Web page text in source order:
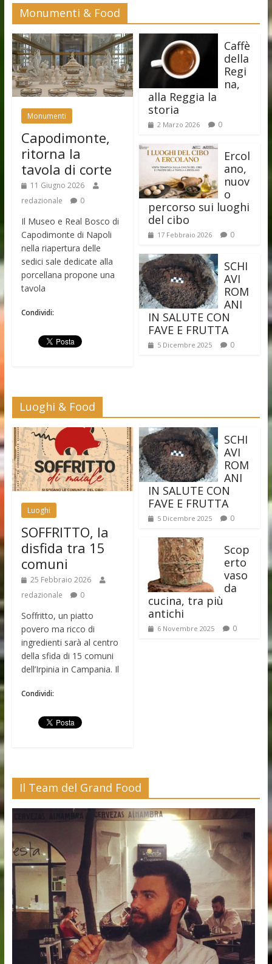
Monumenti & Food
Monumenti
Capodimonte,
ritorna la
tavola di corte
11 Giugno 2026
redazionale
0
Il Museo e Real Bosco di
Capodimonte di Napoli
nella riapertura delle
sedici sale dedicate alla
porcellana propone una
tavola
Condividi:
Caffè
della
Regi
na,
alla Reggia la
storia
2 Marzo 2026 0
Ercol
ano,
nuov
o
percorso sui luoghi
del cibo
17 Febbraio 2026 0
SCHI
AVI
ROM
ANI
IN SALUTE CON
FAVE E FRUTTA
5 Dicembre 2025 0
Luoghi & Food
Luoghi
SOFFRITTO, la
disfida tra 15
comuni
25 Febbraio 2026
redazionale
0
Soffritto, un piatto
povero ma ricco di
ingredienti sarà al centro
della sfida di 15 comuni
dell’Irpinia in Campania. Il
Condividi:
SCHI
AVI
ROM
ANI
IN SALUTE CON
FAVE E FRUTTA
5 Dicembre 2025 0
Scop
erto
vaso
da
cucina, tra più
antichi
6 Novembre 2025 0
Il Team del Grand Food